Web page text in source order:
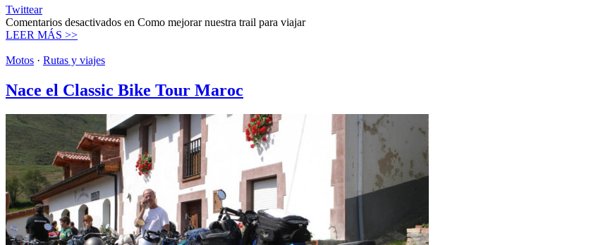
Twittear
Comentarios desactivados en Como mejorar nuestra trail para viajar
LEER MÁS >>
Motos · Rutas y viajes
Nace el Classic Bike Tour Maroc